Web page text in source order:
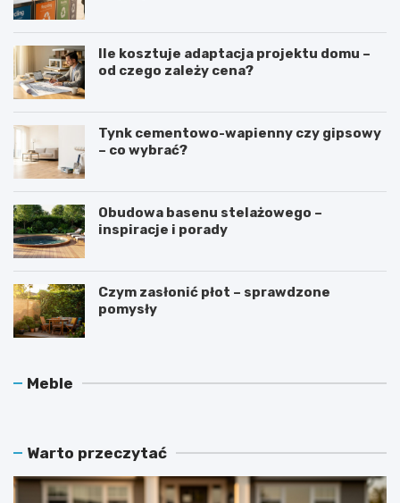
Ile kosztuje adaptacja projektu domu –
od czego zależy cena?
Tynk cementowo-wapienny czy gipsowy
– co wybrać?
Obudowa basenu stelażowego –
inspiracje i porady
Czym zasłonić płot – sprawdzone
pomysły
Meble
c
n
a
a
a
o
Warto przeczytać